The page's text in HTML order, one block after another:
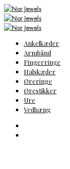
Ankelkæder
Armbånd
Fingerringe
Halskæder
Øreringe
Ørestikker
Ure
Vedhæng